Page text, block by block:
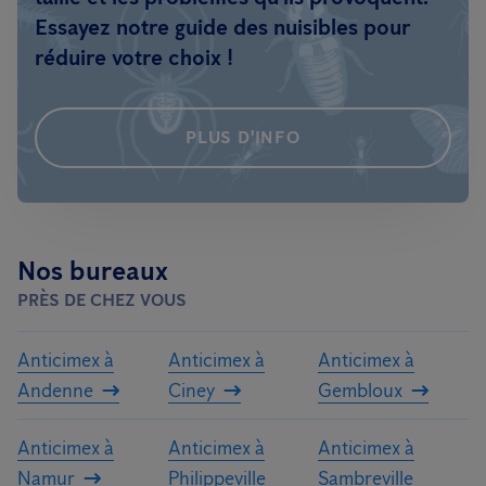
Essayez notre guide des nuisibles pour
réduire votre choix !
PLUS D'INFO
Nos bureaux
PRÈS DE CHEZ VOUS
Anticimex à
Andenne
Anticimex à
Ciney
Anticimex à
Gembloux
Anticimex à
Namur
Anticimex à
Philippeville
Anticimex à
Sambreville